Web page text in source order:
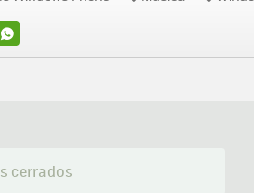
cerrados